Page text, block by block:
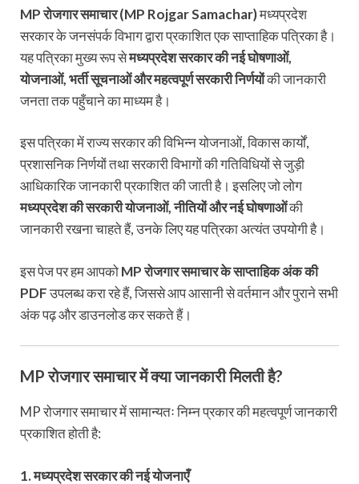
MP रोजगार समाचार (MP Rojgar Samachar)मध्यप्रदेश
सरकार के जनसंपर्क विभाग द्वारा प्रकाशित एक साप्ताहिक पत्रिका है।
यह पत्रिका मुख्य रूप सेमध्यप्रदेश सरकार की नई घोषणाओं,
योजनाओं, भर्ती सूचनाओं और महत्वपूर्ण सरकारी निर्णयोंकी जानकारी
जनता तक पहुँचाने का माध्यम है।
इस पत्रिका में राज्य सरकार की विभिन्न योजनाओं, विकास कार्यों,
प्रशासनिक निर्णयों तथा सरकारी विभागों की गतिविधियों से जुड़ी
आधिकारिक जानकारी प्रकाशित की जाती है। इसलिए जो लोग
मध्यप्रदेश की सरकारी योजनाओं, नीतियों और नई घोषणाओंकी
जानकारी रखना चाहते हैं, उनके लिए यह पत्रिका अत्यंत उपयोगी है।
इस पेज पर हम आपकोMP रोजगार समाचार के साप्ताहिक अंक की
PDFउपलब्ध करा रहे हैं, जिससे आप आसानी से वर्तमान और पुराने सभी
अंक पढ़ और डाउनलोड कर सकते हैं।
MP रोजगार समाचार में क्या जानकारी मिलती है?
MP रोजगार समाचार में सामान्यतः निम्न प्रकार की महत्वपूर्ण जानकारी
प्रकाशित होती है:
1. मध्यप्रदेश सरकार की नई योजनाएँ